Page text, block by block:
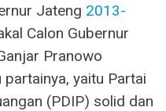
Jateng 2013-
Calon Gubernur
Pranowo
yaitu Partai
(PDIP) solid dan